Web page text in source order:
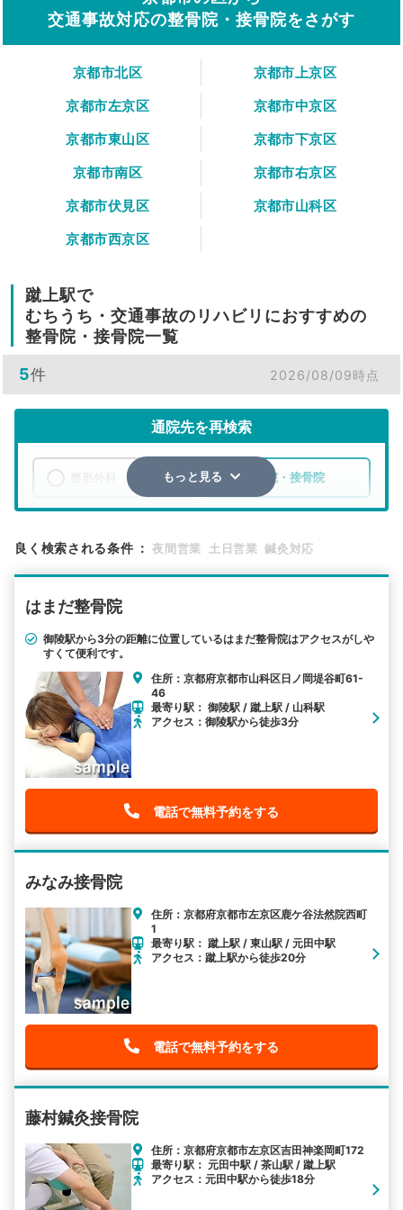
交通事故対応の整骨院・接骨院をさがす
京都市北区
京都市上京区
京都市左京区
京都市中京区
京都市東山区
京都市下京区
京都市南区
京都市右京区
京都市伏見区
京都市山科区
京都市西京区
蹴上駅で
むちうち・交通事故のリハビリにおすすめの
整骨院・接骨院一覧
5件 2026/08/09時点
通院先を再検索
整骨院・接骨院
検索する
駅から探す
もっと見る
良く検索される条件 ： 夜間営業 土日営業 鍼灸対応
はまだ整骨院
御陵駅から3分の距離に位置しているはまだ整骨院はアクセスがしや
すくて便利です。
住所：京都府京都市山科区日ノ岡堤谷町61-
46
最寄り駅： 御陵駅 / 蹴上駅 / 山科駅
アクセス：御陵駅から徒歩3分
電話で無料予約をする
みなみ接骨院
住所：京都府京都市左京区鹿ケ谷法然院西町
1
最寄り駅： 蹴上駅 / 東山駅 / 元田中駅
アクセス：蹴上駅から徒歩20分
電話で無料予約をする
藤村鍼灸接骨院
住所：京都府京都市左京区吉田神楽岡町172
最寄り駅： 元田中駅 / 茶山駅 / 蹴上駅
アクセス：元田中駅から徒歩18分